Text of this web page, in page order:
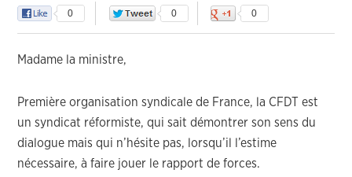
0 0 0
Madame la ministre,
Première organisation syndicale de France, la CFDT est
un syndicat réformiste, qui sait démontrer son sens du
dialogue mais qui n’hésite pas, lorsqu’il l’estime
nécessaire, à faire jouer le rapport de forces.